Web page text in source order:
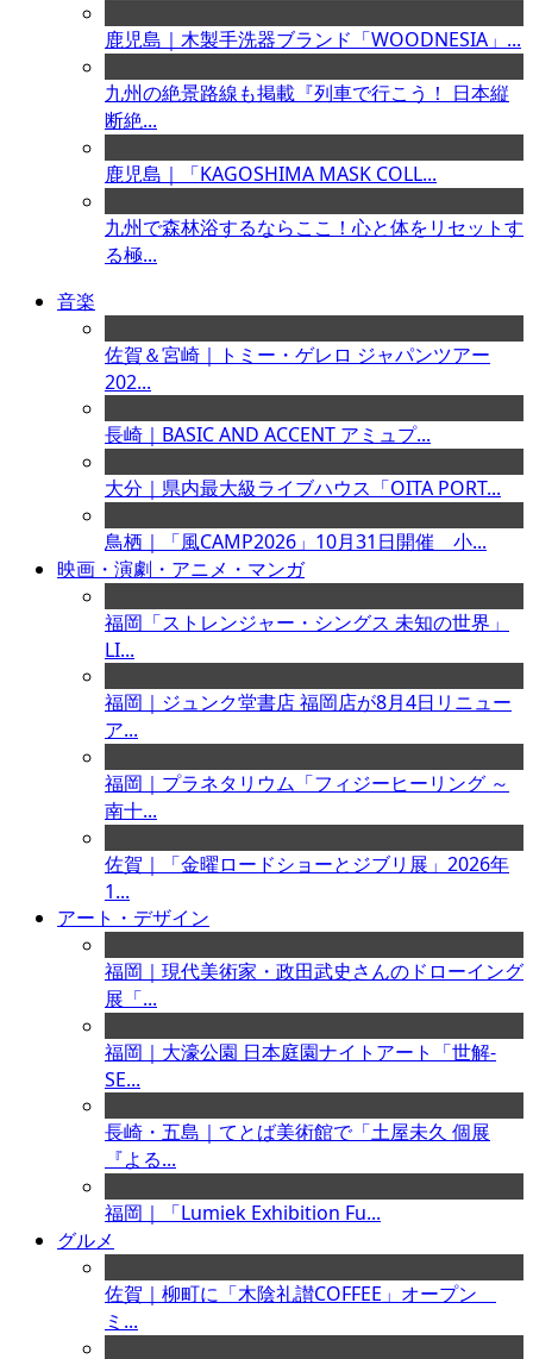
鹿児島｜木製手洗器ブランド「WOODNESIA」...
九州の絶景路線も掲載『列車で行こう！ 日本縦
断絶...
鹿児島｜「KAGOSHIMA MASK COLL...
九州で森林浴するならここ！心と体をリセットす
る極...
音楽
佐賀＆宮崎｜トミー・ゲレロ ジャパンツアー
202...
長崎｜BASIC AND ACCENT アミュプ...
大分｜県内最大級ライブハウス「OITA PORT...
鳥栖｜「風CAMP2026」10月31日開催 小...
映画・演劇・アニメ・マンガ
福岡「ストレンジャー・シングス 未知の世界」
LI...
福岡｜ジュンク堂書店 福岡店が8月4日リニュー
ア...
福岡｜プラネタリウム「フィジーヒーリング ～
南十...
佐賀｜「金曜ロードショーとジブリ展」2026年
1...
アート・デザイン
福岡｜現代美術家・政田武史さんのドローイング
展「...
福岡｜大濠公園 日本庭園ナイトアート「世解-
SE...
長崎・五島｜てとば美術館で「土屋未久 個展
『よる...
福岡｜「Lumiek Exhibition Fu...
グルメ
佐賀｜柳町に「木陰礼讃COFFEE」オープン
ミ...